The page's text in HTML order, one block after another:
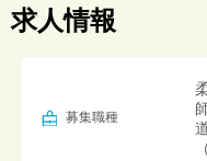
求人情報
募集職種